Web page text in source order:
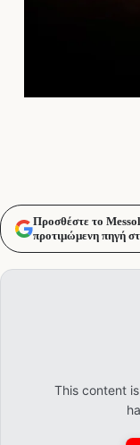
Προσθέστε το
προτιμώμενη πηγή
This content